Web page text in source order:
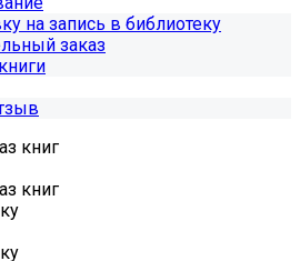
на запись в библиотеку
заказ
книг
книг